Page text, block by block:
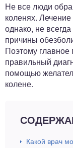
Не все люди
коленях.
однако, не
причины
Поэтому главное
правильный
помощью
колене.
Какой врач